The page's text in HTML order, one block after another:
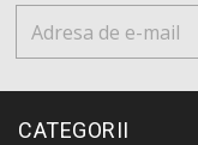
CATEGORII